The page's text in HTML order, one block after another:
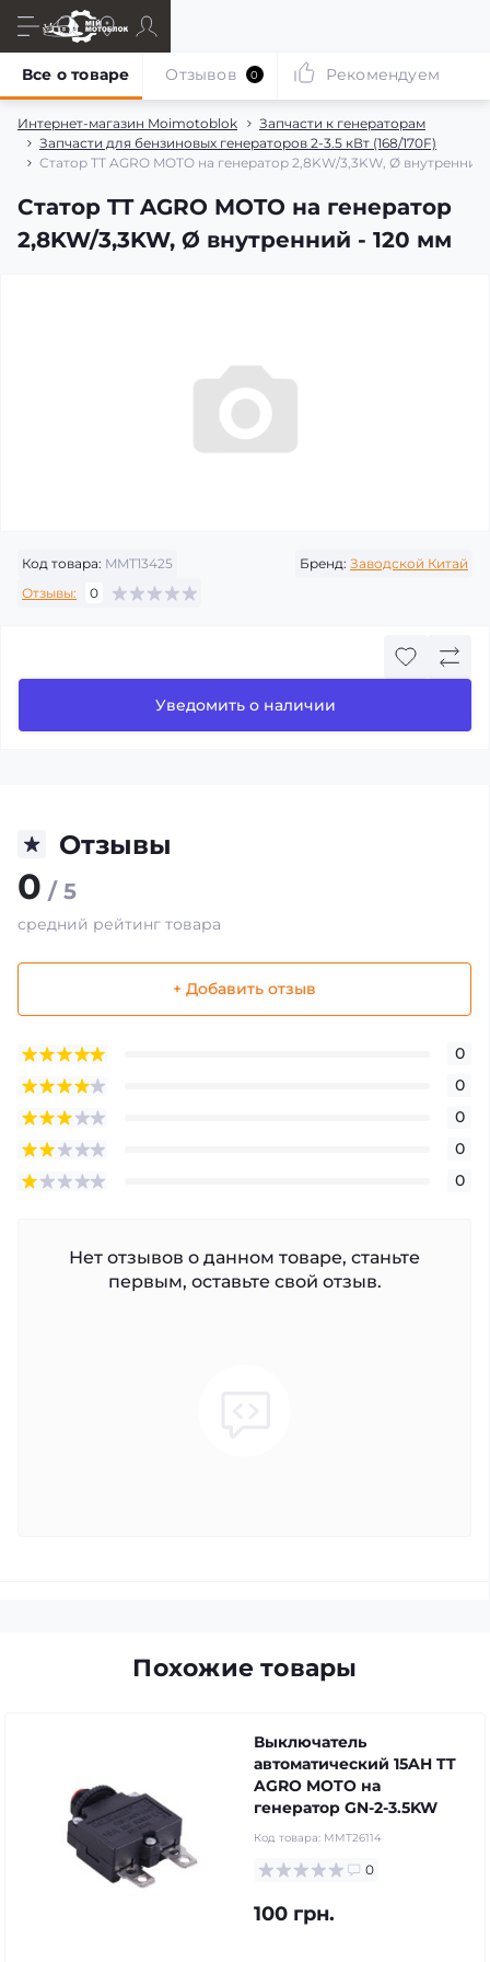
Интернет-магазин Moimotoblok
Запчасти к генераторам
Запчасти для бензиновых генераторов 2-3.5 кВт (168/170F)
Статор TT AGRO MOTO на генератор 2,8KW/3,3KW, Ø внутренний
Статор TT AGRO MOTO на генератор
2,8KW/3,3KW, Ø внутренний - 120 мм
Все о товаре Отзывов 0 Рекомендуем
Код товара: MMT13425 Бренд: Заводской Китай
Отзывы:
0
Уведомить о наличии
Отзывы
0 / 5
средний рейтинг товара
+ Добавить отзыв
0
0
0
0
0
Нет отзывов о данном товаре, станьте
первым, оставьте свой отзыв.
Похожие товары
Выключатель
автоматический 15AH TT
AGRO MOTO на
генератор GN-2-3.5KW
Код товара: MMT26114
0
100 грн.